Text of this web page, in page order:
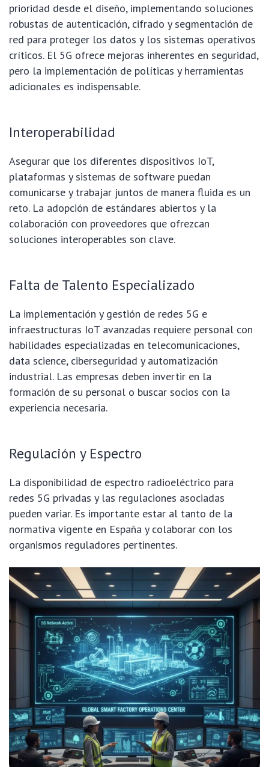
prioridad desde el diseño, implementando soluciones
robustas de autenticación, cifrado y segmentación de
red para proteger los datos y los sistemas operativos
críticos. El 5G ofrece mejoras inherentes en seguridad,
pero la implementación de políticas y herramientas
adicionales es indispensable.
Interoperabilidad
Asegurar que los diferentes dispositivos IoT,
plataformas y sistemas de software puedan
comunicarse y trabajar juntos de manera fluida es un
reto. La adopción de estándares abiertos y la
colaboración con proveedores que ofrezcan
soluciones interoperables son clave.
Falta de Talento Especializado
La implementación y gestión de redes 5G e
infraestructuras IoT avanzadas requiere personal con
habilidades especializadas en telecomunicaciones,
data science, ciberseguridad y automatización
industrial. Las empresas deben invertir en la
formación de su personal o buscar socios con la
experiencia necesaria.
Regulación y Espectro
La disponibilidad de espectro radioeléctrico para
redes 5G privadas y las regulaciones asociadas
pueden variar. Es importante estar al tanto de la
normativa vigente en España y colaborar con los
organismos reguladores pertinentes.